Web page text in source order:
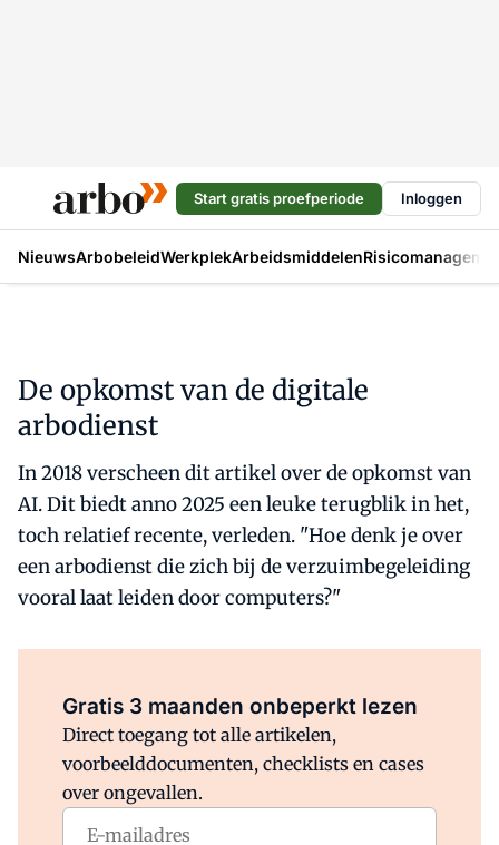
Start gratis proefperiode Inloggen
NieuwsArbobeleidWerkplekArbeidsmiddelen
De opkomst van de digitale
arbodienst
In 2018 verscheen dit artikel over de opkomst van
AI. Dit biedt anno 2025 een leuke terugblik in het,
toch relatief recente, verleden. "Hoe denk je over
een arbodienst die zich bij de verzuimbegeleiding
vooral laat leiden door computers?"
Gratis 3 maanden onbeperkt lezen
Direct toegang tot alle artikelen,
voorbeelddocumenten, checklists en cases
over ongevallen.